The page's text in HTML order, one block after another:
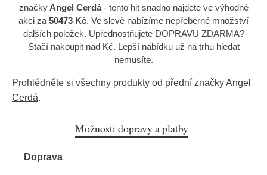
značkyAngel Cerdá- tento hit snadno najdete ve výhodné
akci za 50473 Kč. Ve slevě nabízíme nepřeberné množství
dalších položek. Upřednostňujete DOPRAVU ZDARMA?
Stačí nakoupit nad Kč. Lepší nabídku už na trhu hledat
nemusíte.
Prohlédněte si všechny produkty od přední značkyAngel
Cerdá.
Možnosti dopravy a platby
Doprava